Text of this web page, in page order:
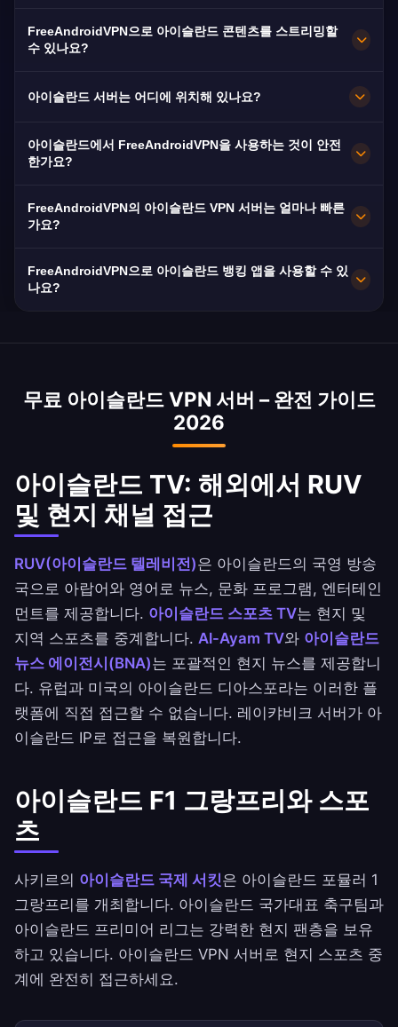
숨겨진 비용, 체험판, 신용카드 없이 100% 무료입
르의 아이슬란드 VPN 서버에 무제한 접근하세요.
FreeAndroidVPN으로 아이슬란드 콘텐츠를 스트리밍할
수 있나요?
이슬란드 스포츠 TV 등 아이슬란드 플랫폼 스트리
퍼링 없이 HD 스트리밍을 즐깁니다.
아이슬란드 서버는 어디에 위치해 있나요?
나르피외르뒤르를 포함한 아이슬란드 내 다수의
위한 10Gbps 연결을 갖추고 있습니다.
아이슬란드에서 FreeAndroidVPN을 사용하는 것이 안전
한가요?
암호화와 엄격한 무로그 정책을 사용합니다. 아이
개인정보 보호를 위해 VPN이 필수적입니다.
FreeAndroidVPN의 아이슬란드 VPN 서버는 얼마나 빠른
가요?
어난 속도를 제공합니다. 아이슬란드의 평균 인터
FreeAndroidVPN으로 아이슬란드 뱅킹 앱을 사용할 수 있
나요?
서비스에 접근하는 데 일반적으로 사용됩니다. 아
슬란드 쿠웨이트 은행(BBK) 앱에 안전하게 접근하
무료 아이슬란드 VPN 서버 – 완전 가이드
2026
아이슬란드 TV: 해외에서 RUV
및 현지 채널 접근
RUV(아이슬란드 텔레비전)은 아이슬란드의 국영 방송
국으로 아랍어와 영어로 뉴스, 문화 프로그램, 엔터테인
먼트를 제공합니다. 아이슬란드 스포츠 TV는 현지 및
지역 스포츠를 중계합니다. Al-Ayam TV와 아이슬란드
뉴스 에이전시(BNA)는 포괄적인 현지 뉴스를 제공합니
다. 유럽과 미국의 아이슬란드 디아스포라는 이러한 플
랫폼에 직접 접근할 수 없습니다. 레이캬비크 서버가 아
이슬란드 IP로 접근을 복원합니다.
아이슬란드 F1 그랑프리와 스포
츠
사키르의 아이슬란드 국제 서킷은 아이슬란드 포뮬러 1
그랑프리를 개최합니다. 아이슬란드 국가대표 축구팀과
아이슬란드 프리미어 리그는 강력한 현지 팬층을 보유
하고 있습니다. 아이슬란드 VPN 서버로 현지 스포츠 중
계에 완전히 접근하세요.